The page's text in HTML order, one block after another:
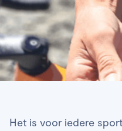
Het is voor iedere